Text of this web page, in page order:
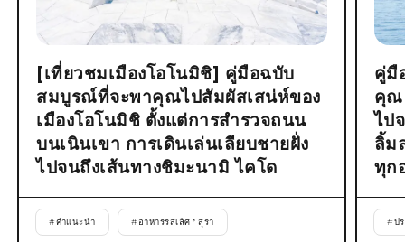
[เที่ยวชมเมืองโอโนมิชิ] คู่มือฉบับ
สมบูรณ์ที่จะพาคุณไปสัมผัสเสน่ห์ของ
เมืองโอโนมิชิ ตั้งแต่การสำรวจถนน
บนเนินเขา การเดินเล่นเลียบชายฝั่ง
ไปจนถึงเส้นทางชิมะนามิ ไคโด
#คำแนะนำ # อาหารรสเลิศ * สุรา
คู่มื
คุณ
ไป
ลิ้ม
ทุก
#ป